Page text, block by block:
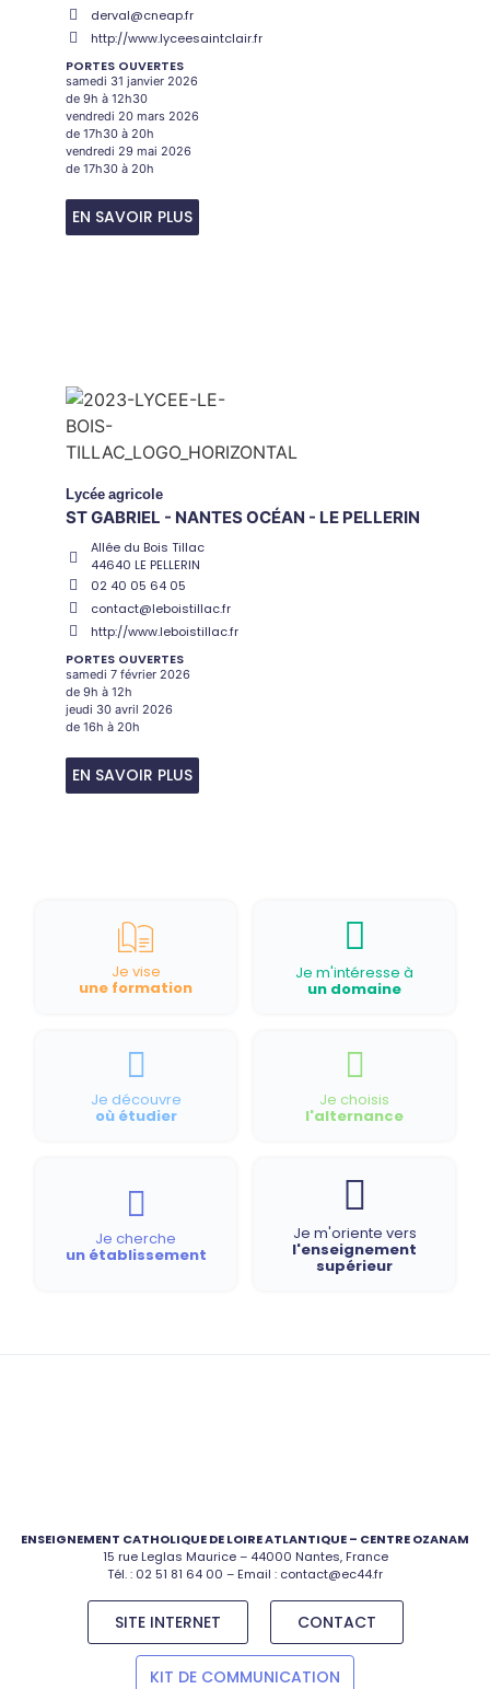
derval@cneap.fr
http://www.lyceesaintclair.fr
PORTES OUVERTES
samedi 31 janvier 2026
de 9h à 12h30
vendredi 20 mars 2026
de 17h30 à 20h
vendredi 29 mai 2026
de 17h30 à 20h
EN SAVOIR PLUS
Lycée agricole
ST GABRIEL - NANTES OCÉAN - LE PELLERIN
Allée du Bois Tillac
44640 LE PELLERIN
02 40 05 64 05
contact@leboistillac.fr
http://www.leboistillac.fr
PORTES OUVERTES
samedi 7 février 2026
de 9h à 12h
jeudi 30 avril 2026
de 16h à 20h
EN SAVOIR PLUS
Je vise
une formation
Je m'intéresse à
un domaine
Je découvre
où étudier
Je choisis
l'alternance
Je cherche
un établissement
Je m'oriente vers
l'enseignement
supérieur
ENSEIGNEMENT CATHOLIQUE DE LOIRE ATLANTIQUE – CENTRE OZANAM
15 rue Leglas Maurice – 44000 Nantes, France
Tél. : 02 51 81 64 00 – Email : contact@ec44.fr
SITE INTERNET CONTACT
KIT DE COMMUNICATION